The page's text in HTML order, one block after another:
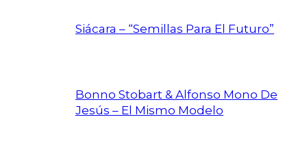
Siácara – “Semillas Para El Futuro”
Bonno Stobart & Alfonso Mono De
Jesús – El Mismo Modelo